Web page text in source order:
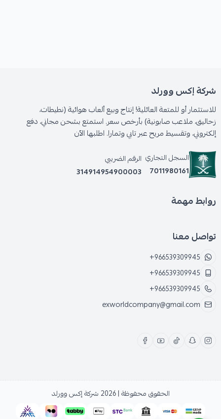
شركة إكس وورلد
للاستثمار أو للمتعة العائلية! إنتاج وبيع ألعاب هوائية (نطيطات،
زحاليق، ملاعب صابونية) بأرخص سعر. استمتع بشحن مجاني، دفع
إلكتروني، وتقسيط مريح عبر تابي وتمارا. اطلبها الآن
السجل التجاري
7011980161
الرقم الضريبي
314914954900003
روابط مهمة
تواصل معنا
+966539309945
+966539309945
+966539309945
exworldcompany@gmail.com
الحقوق محفوظة | 2026 شركة إكس وورلد